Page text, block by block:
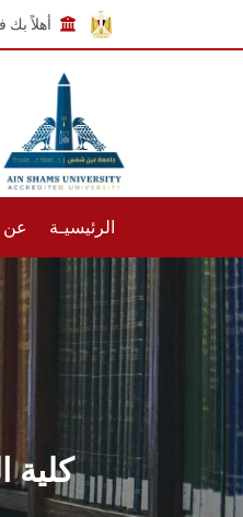
أهلاً
الرئيسيـة عن
كلية